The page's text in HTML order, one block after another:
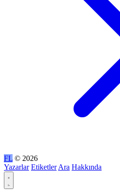
FL © 2026
Yazarlar Etiketler Ara Hakkında